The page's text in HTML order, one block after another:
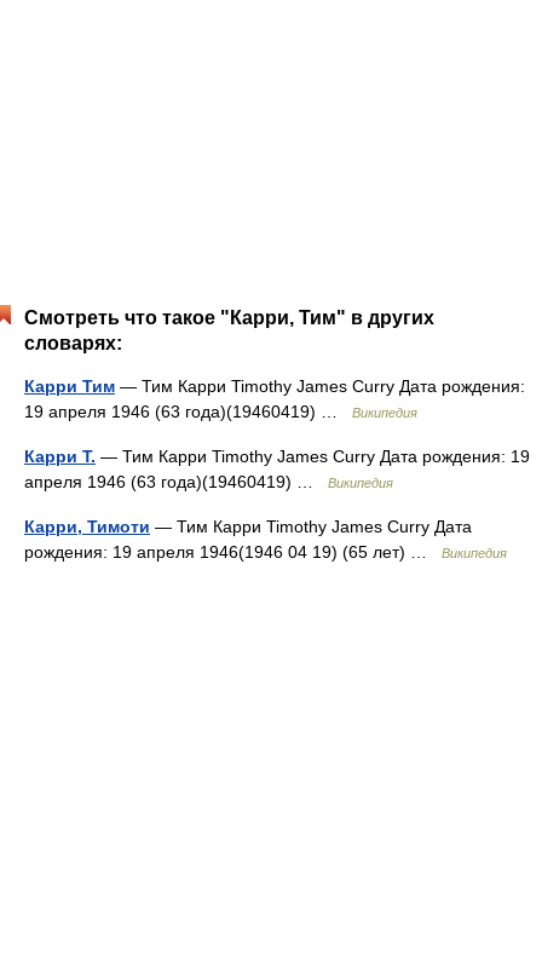
Смотреть что такое "Карри, Тим" в других
словарях:
Карри Тим — Тим Карри Timothy James Curry Дата рождения:
19 апреля 1946 (63 года)(19460419) …
Википедия
Карри Т. — Тим Карри Timothy James Curry Дата рождения: 19
апреля 1946 (63 года)(19460419) …
Википедия
Карри, Тимоти — Тим Карри Timothy James Curry Дата
рождения: 19 апреля 1946(1946 04 19) (65 лет) …
Википедия